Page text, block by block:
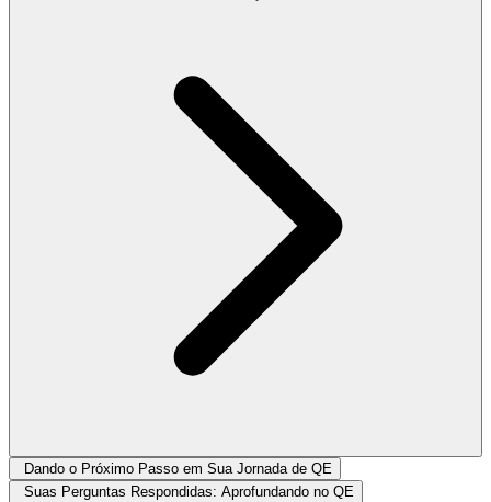
Dando o Próximo Passo em Sua Jornada de QE
Suas Perguntas Respondidas: Aprofundando no QE